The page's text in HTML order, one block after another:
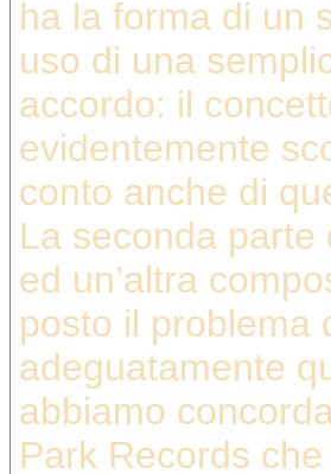
ha la forma di un
uso di una
accordo: il
evidentemente
conto anche di
La seconda parte
ed un’altra
posto il problema
adeguatamente
abbiamo
Park Records